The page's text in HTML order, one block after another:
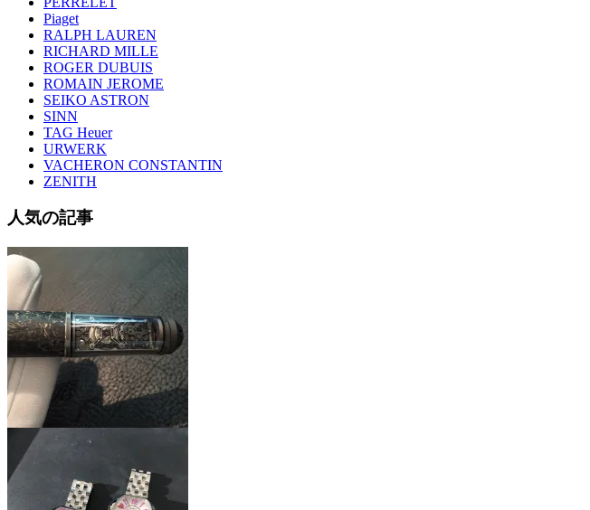
Piaget
RALPH LAUREN
RICHARD MILLE
ROGER DUBUIS
ROMAIN JEROME
SEIKO ASTRON
SINN
TAG Heuer
URWERK
VACHERON CONSTANTIN
ZENITH
人気の記事